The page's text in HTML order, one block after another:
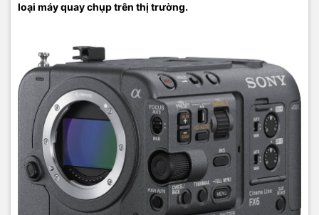
loại máy quay chụp trên thị trường.